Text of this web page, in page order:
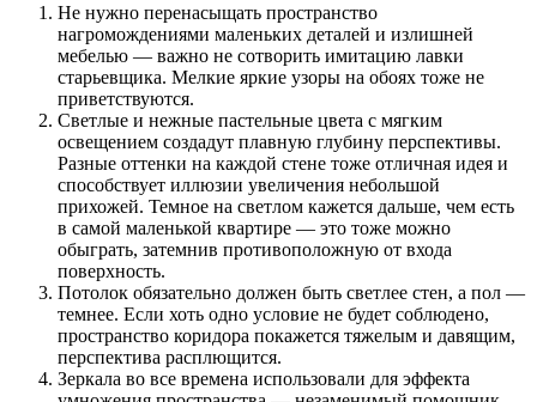
Не нужно перенасыщать пространство
нагромождениями маленьких деталей и излишней
мебелью — важно не сотворить имитацию лавки
старьевщика. Мелкие яркие узоры на обоях тоже не
приветствуются.
Светлые и нежные пастельные цвета с мягким
освещением создадут плавную глубину перспективы.
Разные оттенки на каждой стене тоже отличная идея и
способствует иллюзии увеличения небольшой
прихожей. Темное на светлом кажется дальше, чем есть
в самой маленькой квартире — это тоже можно
обыграть, затемнив противоположную от входа
поверхность.
Потолок обязательно должен быть светлее стен, а пол —
темнее. Если хоть одно условие не будет соблюдено,
пространство коридора покажется тяжелым и давящим,
перспектива расплющится.
Зеркала во все времена использовали для эффекта